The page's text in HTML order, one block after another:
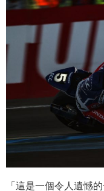
「這是一個令人遺憾